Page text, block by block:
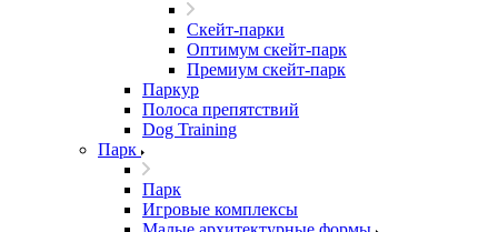
Скейт-парки
Оптимум скейт-парк
Премиум скейт-парк
Паркур
Полоса препятствий
Dog Training
Парк
Парк
Игровые комплексы